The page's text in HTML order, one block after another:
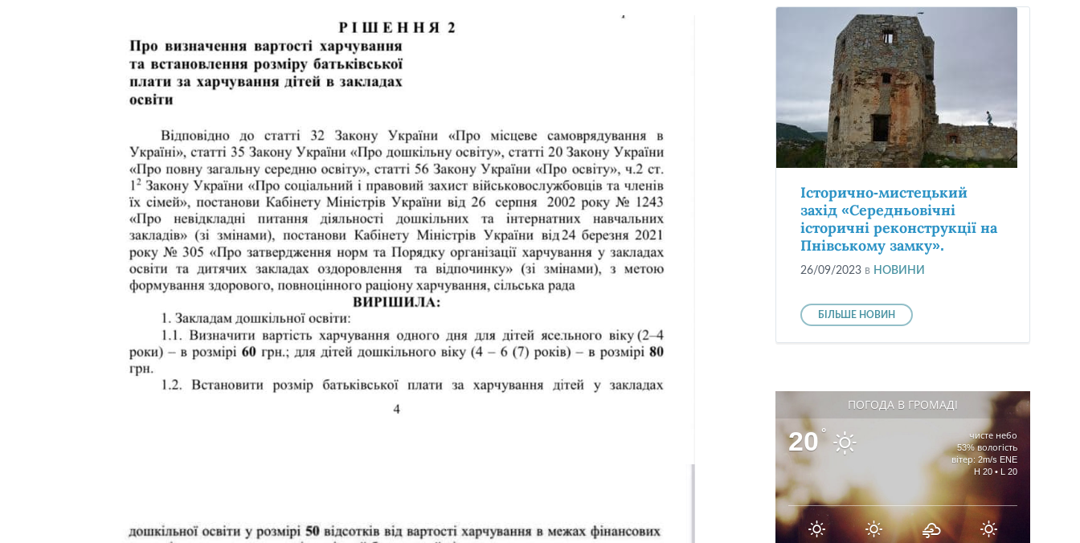
Історично-мистецький
захід «Середньовічні
історичні реконструкції на
Пнівському замку».
26/09/2023 в НОВИНИ
БІЛЬШЕ НОВИН
ПОГОДА В ГРОМАДІ
20°
чисте небо
53% вологість
вітер: 2m/s ENE
H 20 • L 20